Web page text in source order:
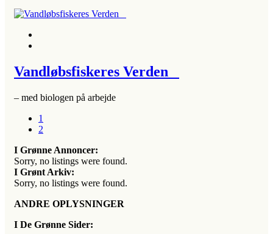
Vandløbsfiskeres Verden
– med biologen på arbejde
1
2
I Grønne Annoncer:
Sorry, no listings were found.
I Grønt Arkiv:
Sorry, no listings were found.
ANDRE OPLYSNINGER
I De Grønne Sider: